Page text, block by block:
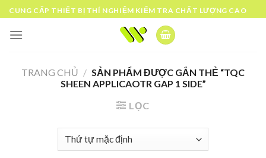
Skip
to
content
CUNG CẤP THIẾT BỊ THÍ NGHIỆM KIỂM TRA CHẤT LƯỢNG CAO
TRANG CHỦ / SẢN PHẨM ĐƯỢC GẮN THẺ “TQC
SHEEN APPLICAOTR GAP 1 SIDE”
LỌC